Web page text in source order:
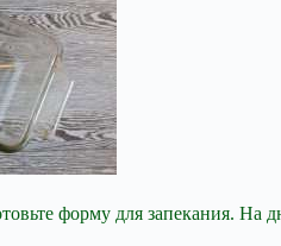
форму для запекания. На